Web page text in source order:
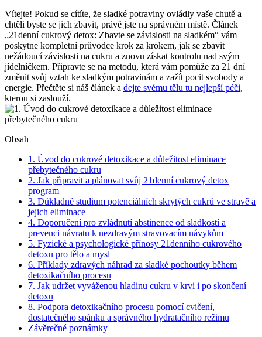
Vítejte! Pokud se cítíte, že sladké potraviny ovládly vaše chutě a
chtěli byste se jich zbavit, právě jste na správném místě. Článek
„21denní cukrový detox: Zbavte se závislosti na sladkém“ vám
poskytne kompletní průvodce krok za krokem, jak se zbavit
nežádoucí závislosti na cukru a znovu získat kontrolu nad svým
jídelníčkem. Připravte se na metodu, která vám pomůže za 21 dní
změnit svůj vztah ke sladkým potravinám a zažít pocit svobody a
energie. Přečtěte si náš článek a dejte svému tělu tu nejlepší péči,
kterou si zaslouží.
Obsah
1. Úvod do cukrové detoxikace a důležitost eliminace
přebytečného cukru
2. Jak připravit a plánovat svůj 21denní cukrový detox
program
3. Důkladné studium potenciálních skrytých cukrů ve stravě a
jejich eliminace
4. Doporučení pro zvládnutí abstinence od sladkostí a
prevenci návratu k nezdravým stravovacím návykům
5. Fyzické a psychologické přínosy 21denního cukrového
detoxu pro tělo a mysl
6. Příklady zdravých náhrad za sladké pochoutky během
detoxikačního procesu
7. Jak udržet vyváženou hladinu cukru v krvi i po skončení
detoxu
8. Podpora detoxikačního procesu pomocí cvičení,
dostatečného spánku a správného hydratačního režimu
Závěrečné poznámky